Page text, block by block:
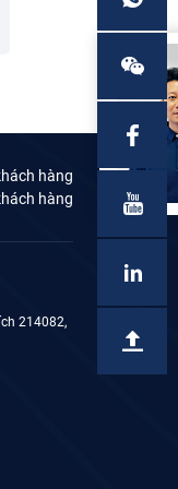
Đọc thêm
hàng
hàng
214082,